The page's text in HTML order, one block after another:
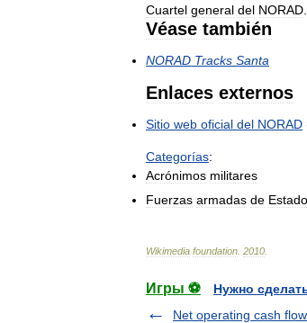
Cuartel general del NORAD
Véase también
NORAD Tracks Santa
Enlaces externos
Sitio web oficial del NORAD
Categorías:
Acrónimos militares
Fuerzas armadas de
Wikimedia foundation 2010
Игры ⚽
Нужно
Net operating cash flow